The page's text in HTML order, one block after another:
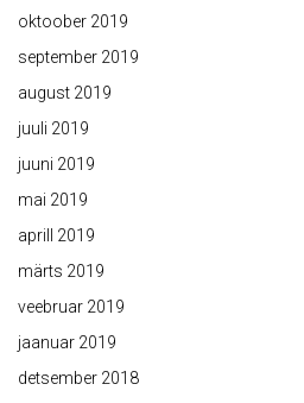
oktoober 2019
september 2019
august 2019
juuli 2019
juuni 2019
mai 2019
aprill 2019
märts 2019
veebruar 2019
jaanuar 2019
detsember 2018